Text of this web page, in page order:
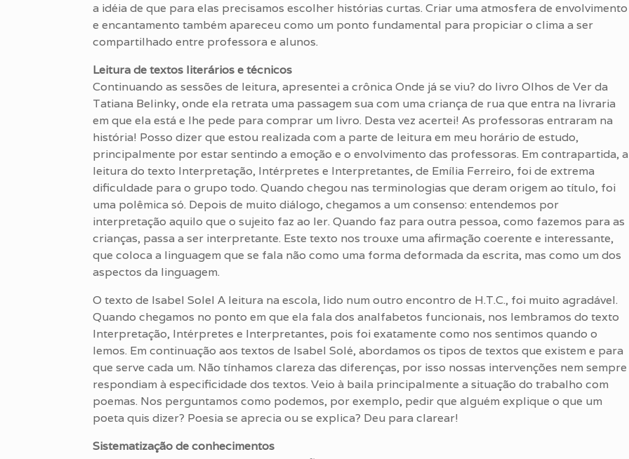
a idéia de que para elas precisamos escolher histórias curtas. Criar uma atmosfera de envolvimento
e encantamento também apareceu como um ponto fundamental para propiciar o clima a ser
compartilhado entre professora e alunos.
Leitura de textos literários e técnicos
Continuando as sessões de leitura, apresentei a crônica Onde já se viu? do livro Olhos de Ver da
Tatiana Belinky, onde ela retrata uma passagem sua com uma criança de rua que entra na livraria
em que ela está e lhe pede para comprar um livro. Desta vez acertei! As professoras entraram na
história! Posso dizer que estou realizada com a parte de leitura em meu horário de estudo,
principalmente por estar sentindo a emoção e o envolvimento das professoras. Em contrapartida, a
leitura do texto Interpretação, Intérpretes e Interpretantes, de Emília Ferreiro, foi de extrema
dificuldade para o grupo todo. Quando chegou nas terminologias que deram origem ao título, foi
uma polêmica só. Depois de muito diálogo, chegamos a um consenso: entendemos por
interpretação aquilo que o sujeito faz ao ler. Quando faz para outra pessoa, como fazemos para as
crianças, passa a ser interpretante. Este texto nos trouxe uma afirmação coerente e interessante,
que coloca a linguagem que se fala não como uma forma deformada da escrita, mas como um dos
aspectos da linguagem.
O texto de Isabel Solel A leitura na escola, lido num outro encontro de H.T.C., foi muito agradável.
Quando chegamos no ponto em que ela fala dos analfabetos funcionais, nos lembramos do texto
Interpretação, Intérpretes e Interpretantes, pois foi exatamente como nos sentimos quando o
lemos. Em continuação aos textos de Isabel Solé, abordamos os tipos de textos que existem e para
que serve cada um. Não tínhamos clareza das diferenças, por isso nossas intervenções nem sempre
respondiam à especificidade dos textos. Veio à baila principalmente a situação do trabalho com
poemas. Nos perguntamos como podemos, por exemplo, pedir que alguém explique o que um
poeta quis dizer? Poesia se aprecia ou se explica? Deu para clarear!
Sistematização de conhecimentos